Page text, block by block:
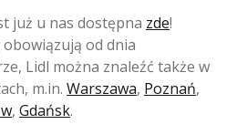
już u nas dostępna zde!
od dnia
Lidl można znaleźć także w
m.in. Warszawa, Poznań,
, Gdańsk.